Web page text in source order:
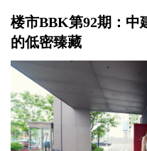
楼市BBK第92期：中
的低密臻藏